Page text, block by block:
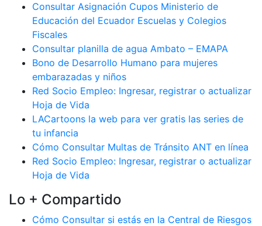
Consultar Asignación Cupos Ministerio de
Educación del Ecuador Escuelas y Colegios
Fiscales
Consultar planilla de agua Ambato – EMAPA
Bono de Desarrollo Humano para mujeres
embarazadas y niños
Red Socio Empleo: Ingresar, registrar o actualizar
Hoja de Vida
LACartoons la web para ver gratis las series de
tu infancia
Cómo Consultar Multas de Tránsito ANT en línea
Red Socio Empleo: Ingresar, registrar o actualizar
Hoja de Vida
Lo + Compartido
Cómo Consultar si estás en la Central de Riesgos